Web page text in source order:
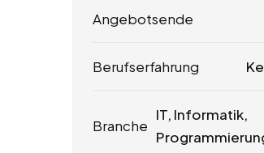
Angebotsende
Berufserfahrung
Branche
IT, Informatik,